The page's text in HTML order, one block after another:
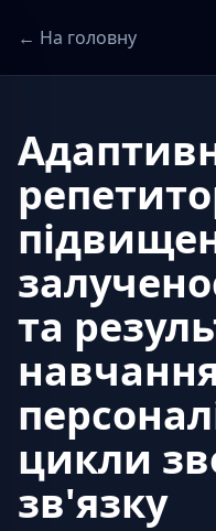
← На головну
та
цикли
зв'язку